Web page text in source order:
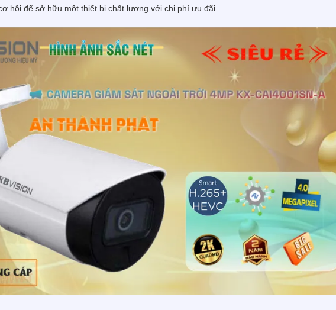
hội để sở hữu một thiết bị chất lượng với chi phí ưu đãi.